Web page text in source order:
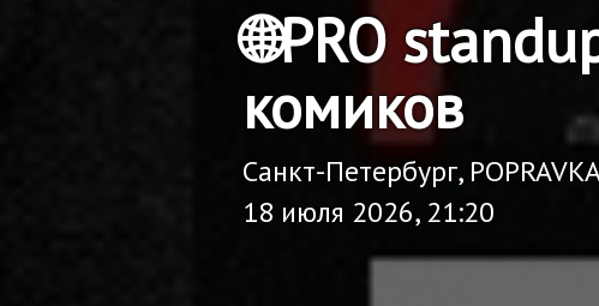
🌐PRO
комиков
Санкт-Петербург,
18 июля 2026, 21:20